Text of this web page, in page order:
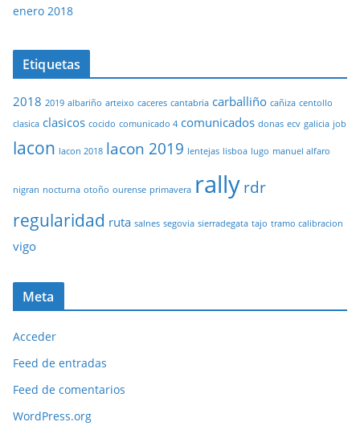
enero 2018
Etiquetas
2018 2019 albariño arteixo caceres cantabria carballiño cañiza centollo
clasica clasicos cocido comunicado 4 comunicados donas ecv galicia job
lacon lacon 2018 lacon 2019 lentejas lisboa lugo manuel alfaro
nigran nocturna otoño ourense primavera rallyrdr
regularidad ruta salnes segovia sierradegata tajo tramo calibracion
vigo
Meta
Acceder
Feed de entradas
Feed de comentarios
WordPress.org